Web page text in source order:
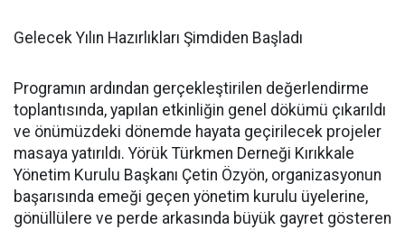
Gelecek Yılın Hazırlıkları Şimdiden Başladı
Programın ardından gerçekleştirilen değerlendirme
toplantısında, yapılan etkinliğin genel dökümü çıkarıldı
ve önümüzdeki dönemde hayata geçirilecek projeler
masaya yatırıldı. Yörük Türkmen Derneği Kırıkkale
Yönetim Kurulu Başkanı Çetin Özyön, organizasyonun
başarısında emeği geçen yönetim kurulu üyelerine,
gönüllülere ve perde arkasında büyük gayret gösteren